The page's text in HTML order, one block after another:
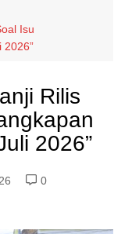
Isu
2026”
Rilis
2026”
0